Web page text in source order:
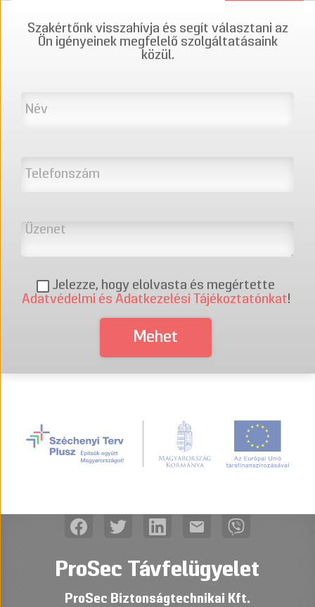
Szakértőnk visszahívja és segít választani az
Ön igényeinek megfelelő szolgáltatásaink
közül.
Jelezze, hogy elolvasta és megértette
Adatvédelmi és Adatkezelési Tájékoztatónkat!
mail
ProSec Távfelügyelet
ProSec Biztonságtechnikai Kft.